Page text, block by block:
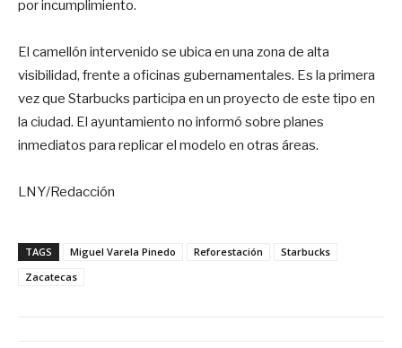
por incumplimiento.
El camellón intervenido se ubica en una zona de alta
visibilidad, frente a oficinas gubernamentales. Es la primera
vez que Starbucks participa en un proyecto de este tipo en
la ciudad. El ayuntamiento no informó sobre planes
inmediatos para replicar el modelo en otras áreas.
LNY/Redacción
TAGS Miguel Varela Pinedo Reforestación
Starbucks
Zacatecas